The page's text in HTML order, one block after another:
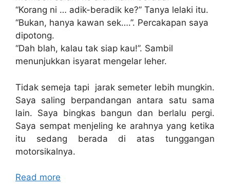
“Korang ni … adik-beradik ke?” Tanya lelaki itu.
“Bukan, hanya kawan sek….”. Percakapan saya
dipotong.
“Dah blah, kalau tak siap kau!”. Sambil
menunjukkan isyarat mengelar leher.
Tidak semeja tapi jarak semeter lebih mungkin.
Saya saling berpandangan antara satu sama
lain. Saya bingkas bangun dan berlalu pergi.
Saya sempat menjeling ke arahnya yang ketika
itu sedang berada di atas tunggangan
motorsikalnya.
Read more